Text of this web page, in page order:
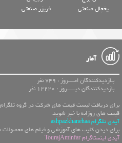
یخچال صنعتی
فریزر صنعتی
آمار
بـازدیدکنندگان امــــروز : 749 نفر
بازدیدکنندگان دیـــــروز : 12220 نفر
برای دریافت لیست قیمت های شرکت در گروه
قیمت های روزانه با خبر شوید.
آیدی تلگرام ashpazkhanehaa
برای دیدن کلیپ های آموزشی و فیلم های محصولات ما
آیدی اینستاگرام TourajAminfar